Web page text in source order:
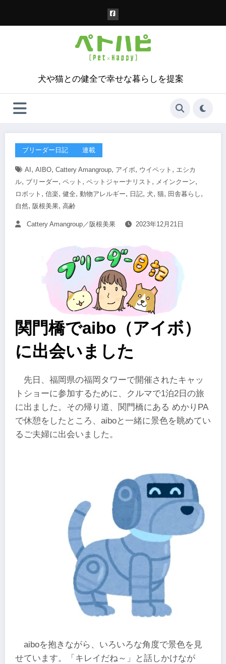
犬や猫との健全で幸せな暮らしを提案
ブリーダー日記 連載
AI , AIBO, Cattery Amangroup, アイボ, ウイペット , エシカ
ル, ブリーダー, ペット , ペットジャーナリスト , メインクーン,
ロボット , 信楽, 健全, 動物アレルギー, 日記, 犬, 猫, 田舎暮らし ,
自然, 阪根美果, 高齢
Cattery Amangroup／阪根美果 2023年12月21日
関門橋でaibo（アイボ）
に出会いました
先日、福岡県の福岡タワーで開催されたキャッ
トショーに参加するために、クルマで1泊2日の旅
に出ました。その帰り道、関門橋にある めかりPA
で休憩をしたところ、aiboと一緒に景色を眺めてい
るご夫婦に出会いました。
aiboを抱きながら、いろいろな角度で景色を見
せています。「キレイだね～」と話しかけなが